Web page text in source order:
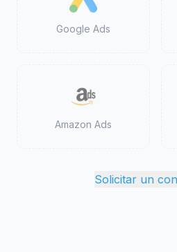
Google Ads
Amazon Ads
Solicitar un